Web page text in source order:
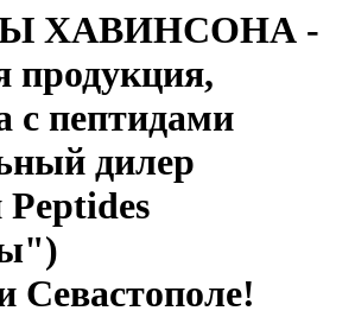
ХАВИНСОНА -
продукция,
с пептидами
дилер